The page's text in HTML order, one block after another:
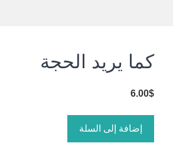
كما يريد الحجة
6.00$
إضافة إلى السلة